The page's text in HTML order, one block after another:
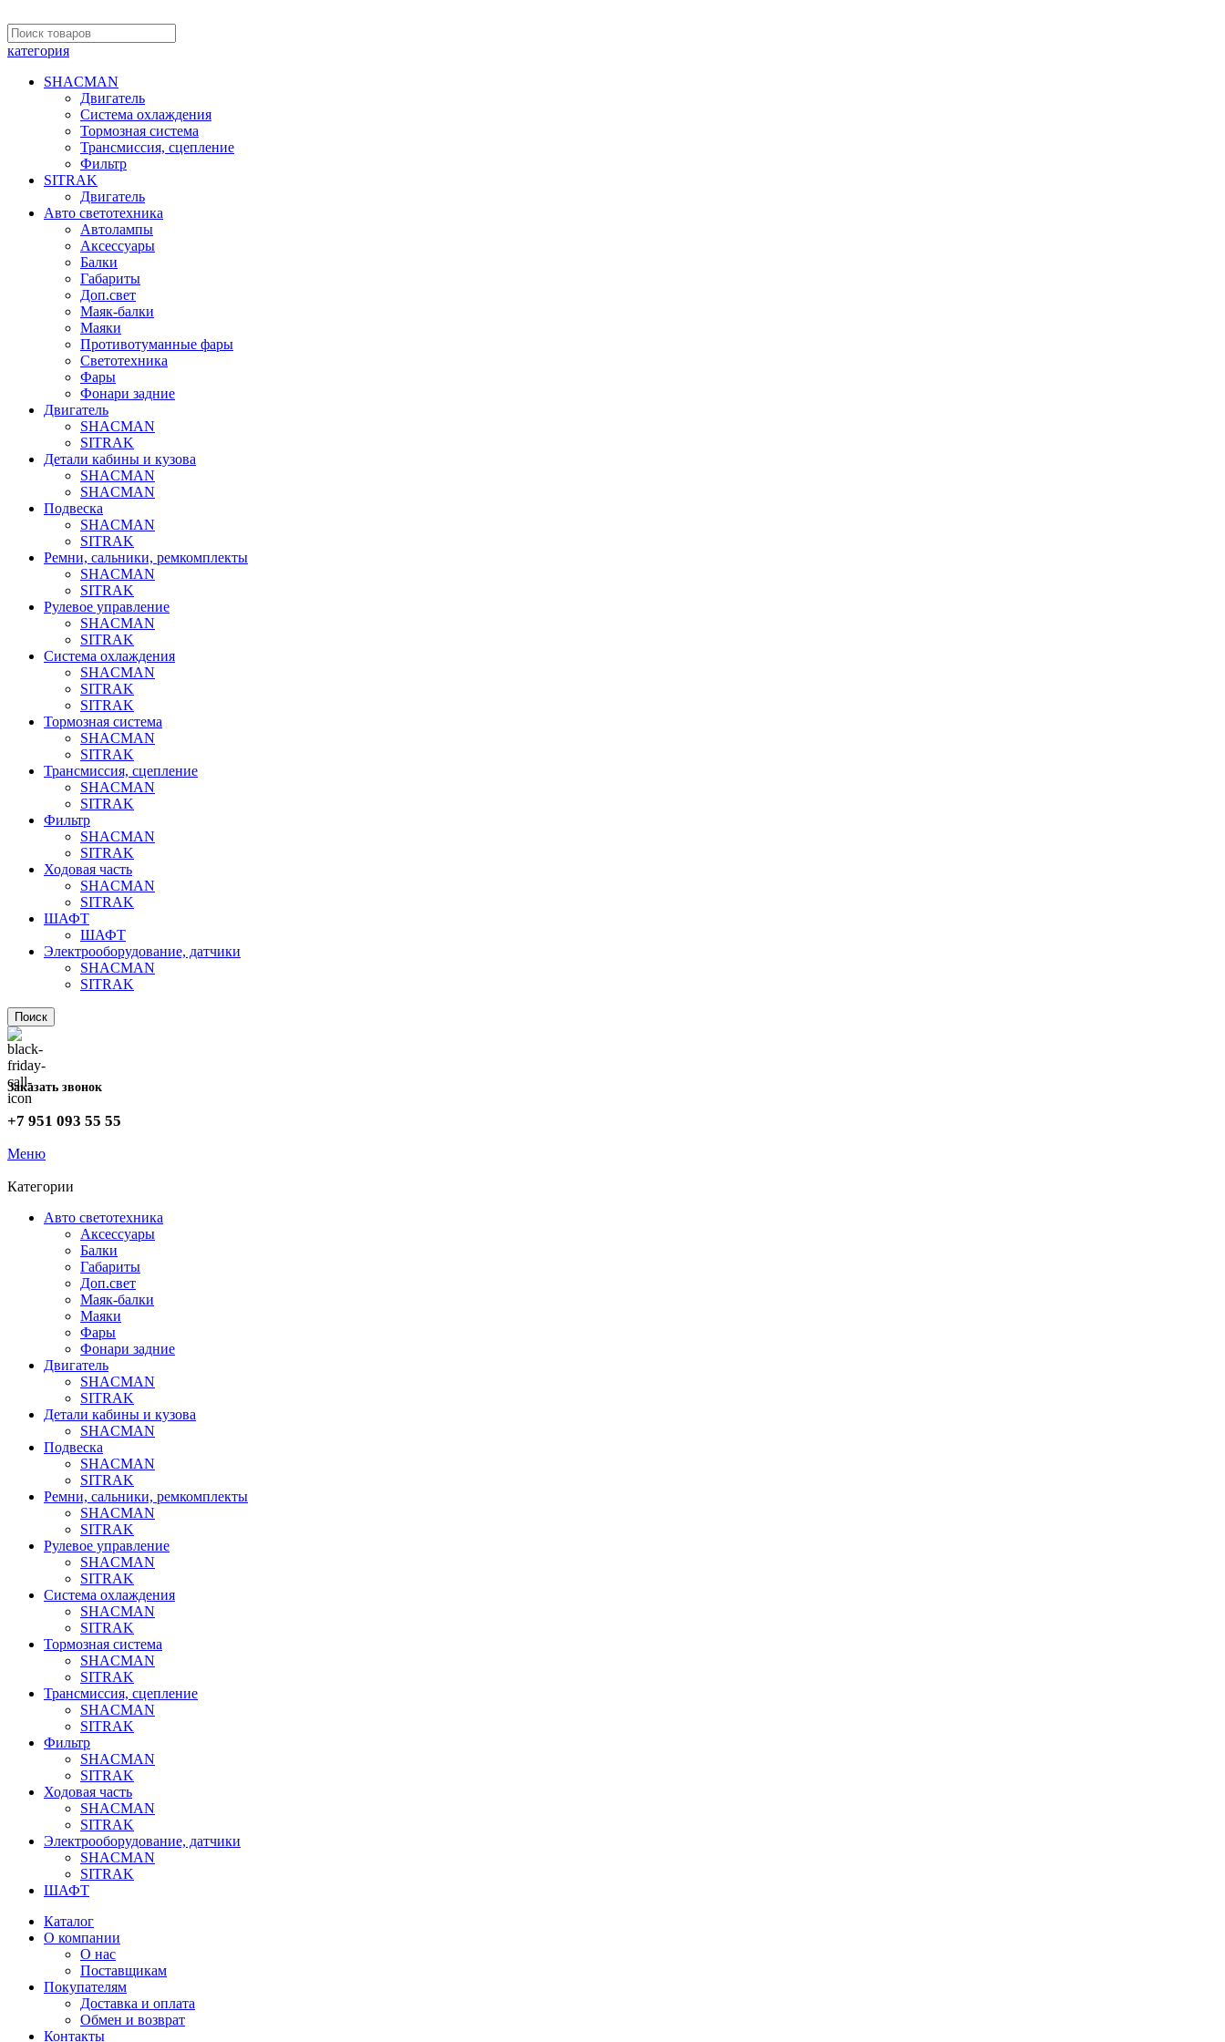
категория
SHACMAN
Двигатель
Система охлаждения
Тормозная система
Трансмиссия, сцепление
Фильтр
SITRAK
Двигатель
Авто светотехника
Автолампы
Аксессуары
Балки
Габариты
Доп.свет
Маяк-балки
Маяки
Противотуманные фары
Светотехника
Фары
Фонари задние
Двигатель
SHACMAN
SITRAK
Детали кабины и кузова
SHACMAN
SHACMAN
Подвеска
SHACMAN
SITRAK
Ремни, сальники, ремкомплекты
SHACMAN
SITRAK
Рулевое управление
SHACMAN
SITRAK
Система охлаждения
SHACMAN
SITRAK
SITRAK
Тормозная система
SHACMAN
SITRAK
Трансмиссия, сцепление
SHACMAN
SITRAK
Фильтр
SHACMAN
SITRAK
Ходовая часть
SHACMAN
SITRAK
ШАФТ
ШАФТ
Электрооборудование, датчики
SHACMAN
SITRAK
Поиск
Заказать звонок
+7 951 093 55 55
Меню
Категории
Авто светотехника
Аксессуары
Балки
Габариты
Доп.свет
Маяк-балки
Маяки
Фары
Фонари задние
Двигатель
SHACMAN
SITRAK
Детали кабины и кузова
SHACMAN
Подвеска
SHACMAN
SITRAK
Ремни, сальники, ремкомплекты
SHACMAN
SITRAK
Рулевое управление
SHACMAN
SITRAK
Система охлаждения
SHACMAN
SITRAK
Тормозная система
SHACMAN
SITRAK
Трансмиссия, сцепление
SHACMAN
SITRAK
Фильтр
SHACMAN
SITRAK
Ходовая часть
SHACMAN
SITRAK
Электрооборудование, датчики
SHACMAN
SITRAK
ШАФТ
Каталог
О компании
О нас
Поставщикам
Покупателям
Доставка и оплата
Обмен и возврат
Контакты